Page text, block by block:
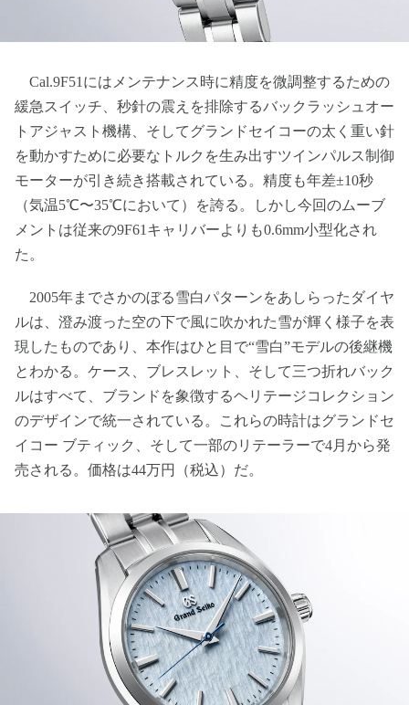
Cal.9F51にはメンテナンス時に精度を微調整するための
緩急スイッチ、秒針の震えを排除するバックラッシュオー
トアジャスト機構、そしてグランドセイコーの太く重い針
を動かすために必要なトルクを生み出すツインパルス制御
モーターが引き続き搭載されている。精度も年差±10秒
（気温5℃〜35℃において）を誇る。しかし今回のムーブ
メントは従来の9F61キャリバーよりも0.6mm小型化され
た。
2005年までさかのぼる雪白パターンをあしらったダイヤ
ルは、澄み渡った空の下で風に吹かれた雪が輝く様子を表
現したものであり、本作はひと目で“雪白”モデルの後継機
とわかる。ケース、ブレスレット、そして三つ折れバック
ルはすべて、ブランドを象徴するヘリテージコレクション
のデザインで統一されている。これらの時計はグランドセ
イコー ブティック、そして一部のリテーラーで4月から発
売される。価格は44万円（税込）だ。